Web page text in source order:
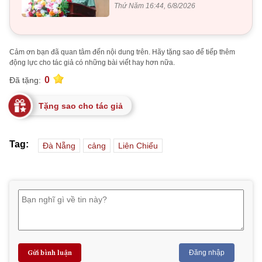
Thứ Năm 16:44, 6/8/2026
Cảm ơn bạn đã quan tâm đến nội dung trên. Hãy tặng sao để tiếp thêm
động lực cho tác giả có những bài viết hay hơn nữa.
Đã tặng: 0
Tặng sao cho tác giả
Tag: Đà Nẵng cảng Liên Chiểu
Gửi bình luận Đăng nhập